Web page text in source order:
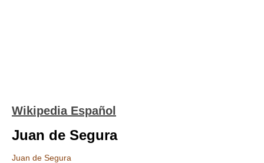
Wikipedia Español
Juan de Segura
Juan de Segura